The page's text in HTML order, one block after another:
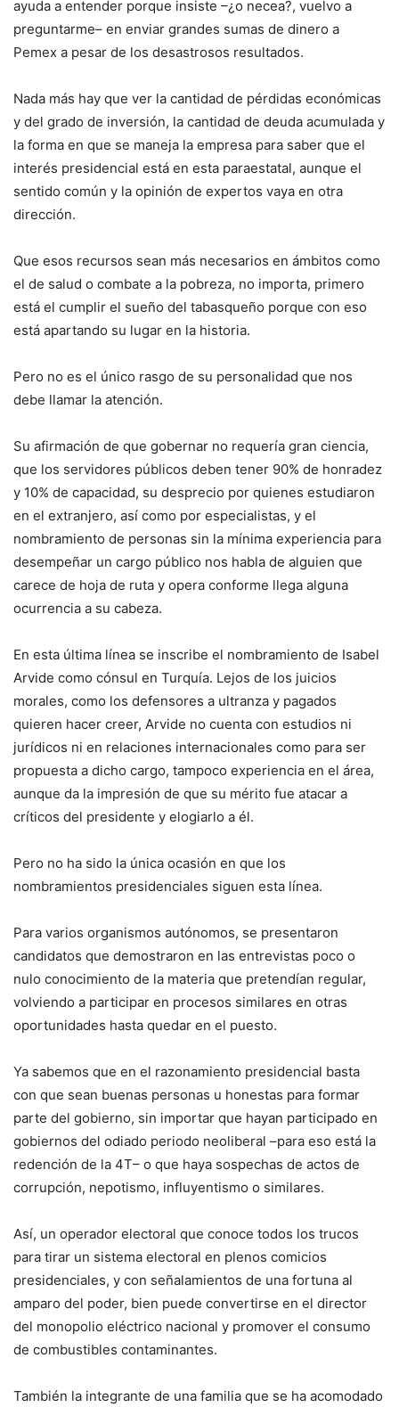
ayuda a entender porque insiste –¿o necea?, vuelvo a
preguntarme– en enviar grandes sumas de dinero a
Pemex a pesar de los desastrosos resultados.
Nada más hay que ver la cantidad de pérdidas económicas
y del grado de inversión, la cantidad de deuda acumulada y
la forma en que se maneja la empresa para saber que el
interés presidencial está en esta paraestatal, aunque el
sentido común y la opinión de expertos vaya en otra
dirección.
Que esos recursos sean más necesarios en ámbitos como
el de salud o combate a la pobreza, no importa, primero
está el cumplir el sueño del tabasqueño porque con eso
está apartando su lugar en la historia.
Pero no es el único rasgo de su personalidad que nos
debe llamar la atención.
Su afirmación de que gobernar no requería gran ciencia,
que los servidores públicos deben tener 90% de honradez
y 10% de capacidad, su desprecio por quienes estudiaron
en el extranjero, así como por especialistas, y el
nombramiento de personas sin la mínima experiencia para
desempeñar un cargo público nos habla de alguien que
carece de hoja de ruta y opera conforme llega alguna
ocurrencia a su cabeza.
En esta última línea se inscribe el nombramiento de Isabel
Arvide como cónsul en Turquía. Lejos de los juicios
morales, como los defensores a ultranza y pagados
quieren hacer creer, Arvide no cuenta con estudios ni
jurídicos ni en relaciones internacionales como para ser
propuesta a dicho cargo, tampoco experiencia en el área,
aunque da la impresión de que su mérito fue atacar a
críticos del presidente y elogiarlo a él.
Pero no ha sido la única ocasión en que los
nombramientos presidenciales siguen esta línea.
Para varios organismos autónomos, se presentaron
candidatos que demostraron en las entrevistas poco o
nulo conocimiento de la materia que pretendían regular,
volviendo a participar en procesos similares en otras
oportunidades hasta quedar en el puesto.
Ya sabemos que en el razonamiento presidencial basta
con que sean buenas personas u honestas para formar
parte del gobierno, sin importar que hayan participado en
gobiernos del odiado periodo neoliberal –para eso está la
redención de la 4T– o que haya sospechas de actos de
corrupción, nepotismo, influyentismo o similares.
Así, un operador electoral que conoce todos los trucos
para tirar un sistema electoral en plenos comicios
presidenciales, y con señalamientos de una fortuna al
amparo del poder, bien puede convertirse en el director
del monopolio eléctrico nacional y promover el consumo
de combustibles contaminantes.
También la integrante de una familia que se ha acomodado